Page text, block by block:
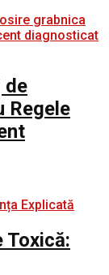
de
Regele
Toxică: